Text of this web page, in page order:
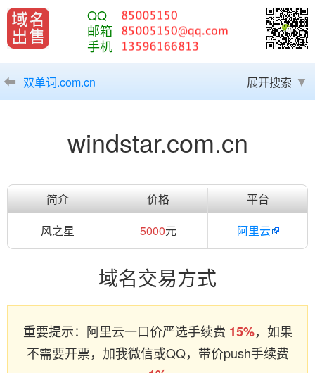
QQ
邮箱
手机
双单词.com.cn 展开搜索
windstar.com.cn
简介 价格
平台
风之星
5000元 阿里云
域名交易方式
重要提示：阿里云一口价严选手续费 15%，如果
不需要开票，加我微信或QQ，带价push手续费